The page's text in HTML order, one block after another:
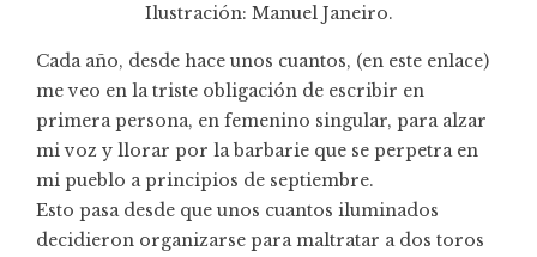
Ilustración: Manuel Janeiro.
Cada año, desde hace unos cuantos, (en este enlace)
me veo en la triste obligación de escribir en
primera persona, en femenino singular, para alzar
mi voz y llorar por la barbarie que se perpetra en
mi pueblo a principios de septiembre.
Esto pasa desde que unos cuantos iluminados
decidieron organizarse para maltratar a dos toros